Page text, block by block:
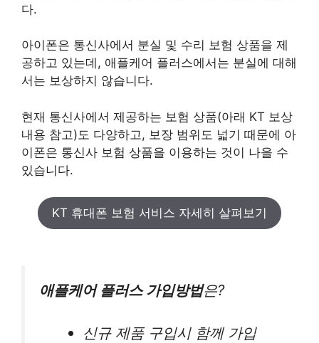
다.
아이폰은 통신사에서 분실 및 수리 보험 상품을 제
공하고 있는데, 애플케어 플러스에서는 분실에 대해
서는 보상하지 않습니다.
현재 통신사에서 제공하는 보험 상품(아래 KT 보상
내용 참고)도 다양하고, 보장 범위도 넓기 때문에 아
이폰은 통신사 보험 상품을 이용하는 것이 나을 수
있습니다.
KT 휴대폰 보험 서비스 자세히 살펴보기
애플케어 플러스 가입방법은?
신규 제품 구입시 함께 가입